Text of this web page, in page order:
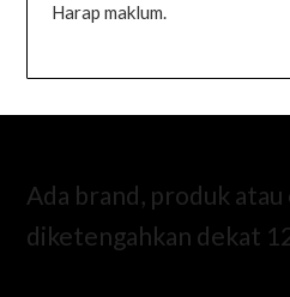
Harap maklum.
Ada brand, produk
diketengahkan dekat